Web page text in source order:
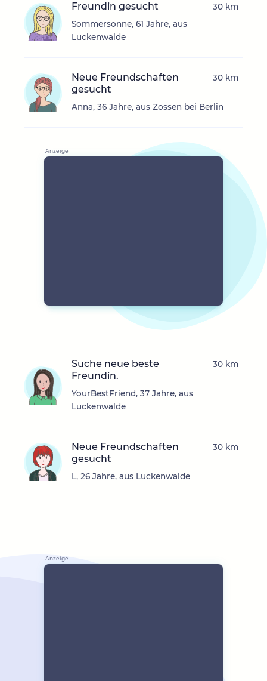
Freundin gesucht
Sommersonne, 61 Jahre, aus
Luckenwalde
30 km
Neue Freundschaften
gesucht
Anna, 36 Jahre, aus Zossen bei Berlin
30 km
Suche neue beste
Freundin.
YourBestFriend, 37 Jahre, aus
Luckenwalde
30 km
Neue Freundschaften
gesucht
L, 26 Jahre, aus Luckenwalde
30 km